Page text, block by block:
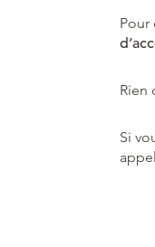
Pour
Rien
Si